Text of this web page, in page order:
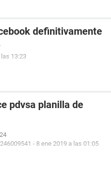
definitivamente
13:23
pdvsa planilla de
- 8 ene 2019 a las 01:05